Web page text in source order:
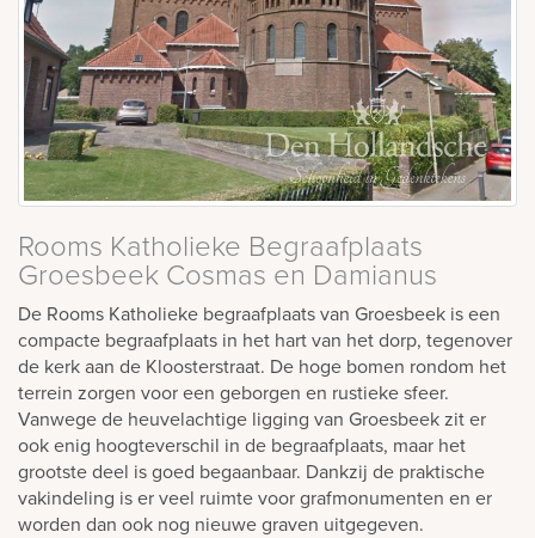
Rooms Katholieke Begraafplaats
Groesbeek Cosmas en Damianus
De Rooms Katholieke begraafplaats van Groesbeek is een
compacte begraafplaats in het hart van het dorp, tegenover
de kerk aan de Kloosterstraat. De hoge bomen rondom het
terrein zorgen voor een geborgen en rustieke sfeer.
Vanwege de heuvelachtige ligging van Groesbeek zit er
ook enig hoogteverschil in de begraafplaats, maar het
grootste deel is goed begaanbaar. Dankzij de praktische
vakindeling is er veel ruimte voor grafmonumenten en er
worden dan ook nog nieuwe graven uitgegeven.